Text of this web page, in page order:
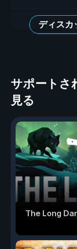
ディスカ
サポートさ
見る
The Long